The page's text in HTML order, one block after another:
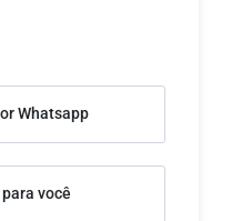
Whatsapp
você